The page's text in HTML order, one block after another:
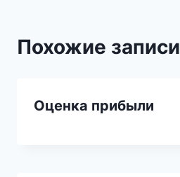
Похожие записи
Оценка прибыли